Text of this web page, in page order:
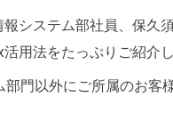
システム部社員、保久
用法をたっぷりご紹介
部門以外にご所属のお客